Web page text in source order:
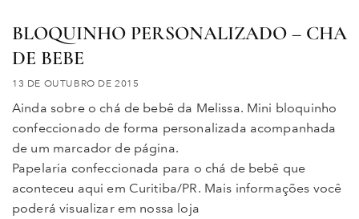
BLOQUINHO PERSONALIZADO – CHA
DE BEBE
13 DE OUTUBRO DE 2015
Ainda sobre o chá de bebê da Melissa. Mini bloquinho
confeccionado de forma personalizada acompanhada
de um marcador de página.
Papelaria confeccionada para o chá de bebê que
aconteceu aqui em Curitiba/PR. Mais informações você
poderá visualizar em nossa loja